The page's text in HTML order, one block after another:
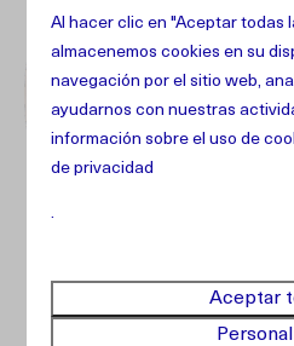
Al hacer clic en "Aceptar todas
almacenemos cookies en su
navegación por el sitio web,
ayudarnos con nuestras
información sobre el uso de
de privacidad
.
Aceptar